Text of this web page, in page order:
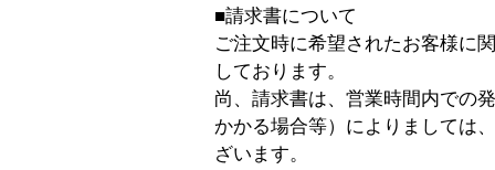
■請求書について
ご注文時に希望されたお客様に
しております。
尚、請求書は、営業時間内での
かかる場合等）によりましては
ざいます。